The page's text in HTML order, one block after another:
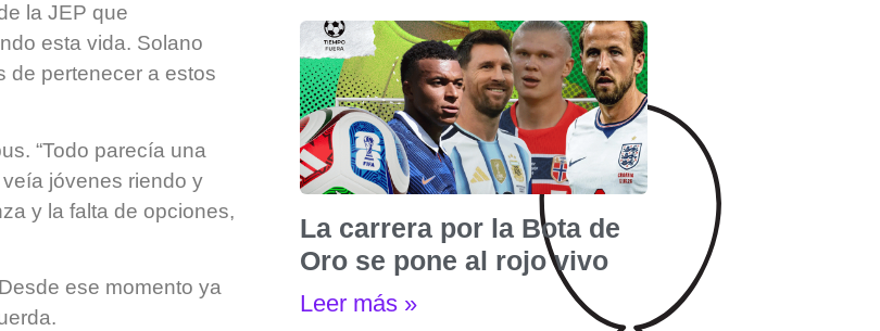
la JEP que
esta vida. Solano
de pertenecer a estos
“Todo parecía una
jóvenes riendo y
y la falta de opciones,
ese momento ya
La carrera por la Bota de
Oro se pone al rojo vivo
Leer más »